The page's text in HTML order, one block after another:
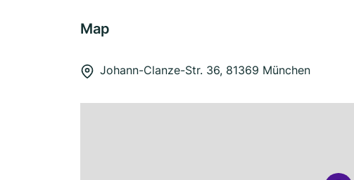
Map
Johann-Clanze-Str. 36, 81369 München